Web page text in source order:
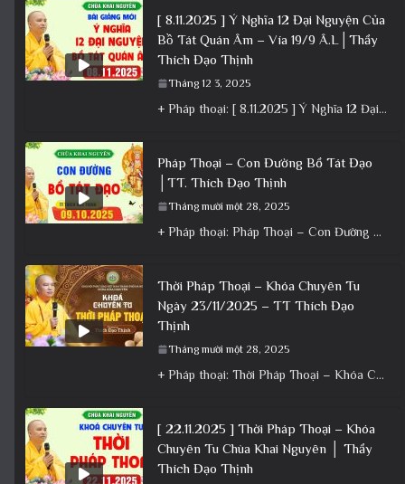
[ 8.11.2025 ] Ý Nghĩa 12 Đại Nguyện Của
Bồ Tát Quán Âm – Vía 19/9 Â.L│Thầy
Thích Đạo Thịnh
Tháng 12 3, 2025
+ Pháp thoại: [ 8.11.2025 ] Ý Nghĩa 12 Đại Nguyện Của Bồ Tát Quán Âm – Vía 19/9 Â.L│Thầy
Pháp Thoại – Con Đường Bồ Tát Đạo
│TT. Thích Đạo Thịnh
Tháng mười một 28, 2025
+ Pháp thoại: Pháp Thoại – Con Đường Bồ Tát Đạo │TT. Thích Đạo Thịnh + Album: Pháp Thoại +
Thời Pháp Thoại – Khóa Chuyên Tu
Ngày 23/11/2025 – TT Thích Đạo
Thịnh
Tháng mười một 28, 2025
+ Pháp thoại: Thời Pháp Thoại – Khóa Chuyên Tu Ngày 23/11/2025 – TT Thích Đạo Thịnh + Album: Pháp
[ 22.11.2025 ] Thời Pháp Thoại – Khóa
Chuyên Tu Chùa Khai Nguyên │ Thầy
Thích Đạo Thịnh